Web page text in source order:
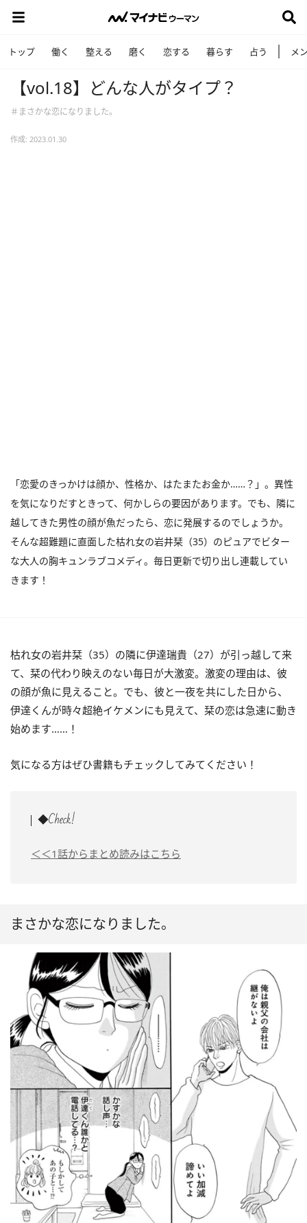
トップ 働く 整える 磨く 恋する 暮らす 占う メ
【vol.18】どんな人がタイプ？
＃まさかな恋になりました。
作成: 2023.01.30
「恋愛のきっかけは顔か、性格か、はたまたお金か……？」。異性
を気になりだすときって、何かしらの要因があります。でも、隣に
越してきた男性の顔が魚だったら、恋に発展するのでしょうか。
そんな超難題に直面した枯れ女の岩井栞（35）のピュアでビター
な大人の胸キュンラブコメディ。毎日更新で切り出し連載してい
きます！
枯れ女の岩井栞（35）の隣に伊達瑞貴（27）が引っ越して来
て、栞の代わり映えのない毎日が大激変。激変の理由は、彼
の顔が魚に見えること。でも、彼と一夜を共にした日から、
伊達くんが時々超絶イケメンにも見えて、栞の恋は急速に動き
始めます……！
気になる方はぜひ書籍もチェックしてみてください！
◆Check!
＜＜1話からまとめ読みはこちら
まさかな恋になりました。